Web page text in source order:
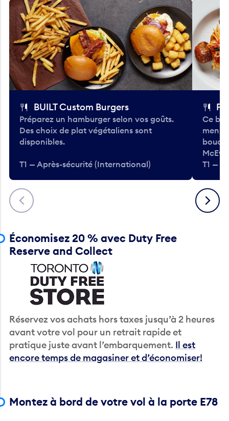
Précédent
BUILT Custom Burgers
Préparez un hamburger selon vos goûts.
Des choix de plat végétaliens sont
disponibles.
T1 — Après-sécurité (International)
Ce
menu
T1 —
Suivant
Économisez 20 % avec Duty Free
Reserve and Collect
Réservez vos achats hors taxes jusqu’à 2 heures
avant votre vol pour un retrait rapide et
pratique juste avant l’embarquement. Il est
encore temps de magasiner et d’économiser!
Montez à bord de votre vol à la porte E78